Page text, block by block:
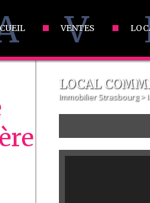
V
VENTES
LOCAL
Immobilier Strasbourg >